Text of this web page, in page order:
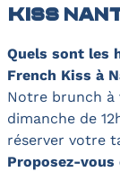
Kiss
Quels sont les
French Kiss à
Notre brunch à
dimanche de
réserver votre
Proposez-